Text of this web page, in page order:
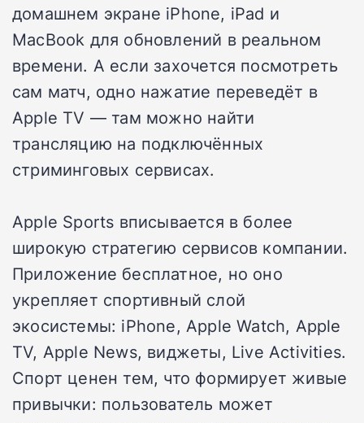
домашнем экране iPhone, iPad и
MacBook для обновлений в реальном
времени. А если захочется посмотреть
сам матч, одно нажатие переведёт в
Apple TV — там можно найти
трансляцию на подключённых
стриминговых сервисах.
Apple Sports вписывается в более
широкую стратегию сервисов компании.
Приложение бесплатное, но оно
укрепляет спортивный слой
экосистемы: iPhone, Apple Watch, Apple
TV, Apple News, виджеты, Live Activities.
Спорт ценен тем, что формирует живые
привычки: пользователь может